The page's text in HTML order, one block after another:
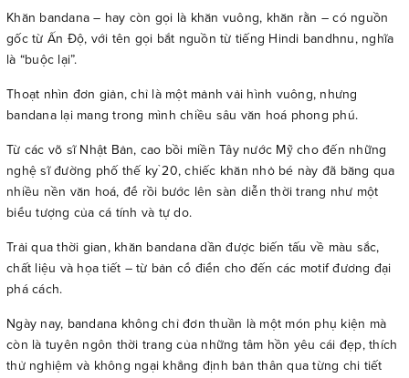
Khăn bandana – hay còn gọi là khăn vuông, khăn rằn – có nguồn
gốc từ Ấn Độ, với tên gọi bắt nguồn từ tiếng Hindi bandhnu, nghĩa
là “buộc lại”.
Thoạt nhìn đơn giản, chỉ là một mảnh vải hình vuông, nhưng
bandana lại mang trong mình chiều sâu văn hoá phong phú.
Từ các võ sĩ Nhật Bản, cao bồi miền Tây nước Mỹ cho đến những
nghệ sĩ đường phố thế kỷ 20, chiếc khăn nhỏ bé này đã băng qua
nhiều nền văn hoá, để rồi bước lên sàn diễn thời trang như một
biểu tượng của cá tính và tự do.
Trải qua thời gian, khăn bandana dần được biến tấu về màu sắc,
chất liệu và họa tiết – từ bản cổ điển cho đến các motif đương đại
phá cách.
Ngày nay, bandana không chỉ đơn thuần là một món phụ kiện mà
còn là tuyên ngôn thời trang của những tâm hồn yêu cái đẹp, thích
thử nghiệm và không ngại khẳng định bản thân qua từng chi tiết